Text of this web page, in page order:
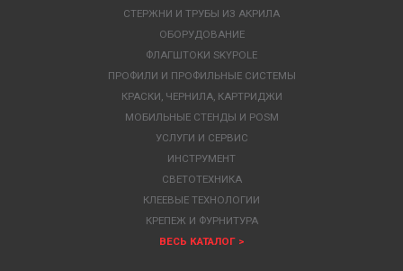
СТЕРЖНИ И ТРУБЫ ИЗ АКРИЛА
ОБОРУДОВАНИЕ
ФЛАГШТОКИ SKYPOLE
ПРОФИЛИ И ПРОФИЛЬНЫЕ СИСТЕМЫ
КРАСКИ, ЧЕРНИЛА, КАРТРИДЖИ
МОБИЛЬНЫЕ СТЕНДЫ И POSM
УСЛУГИ И СЕРВИС
ИНСТРУМЕНТ
СВЕТОТЕХНИКА
КЛЕЕВЫЕ ТЕХНОЛОГИИ
КРЕПЕЖ И ФУРНИТУРА
ВЕСЬ КАТАЛОГ >